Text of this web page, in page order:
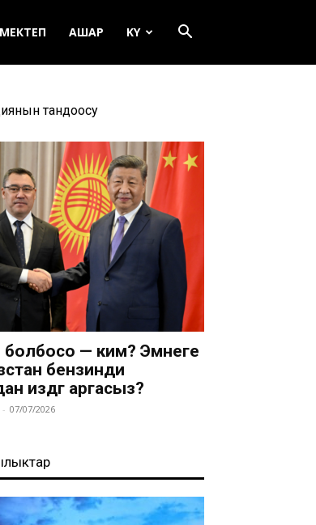
МЕКТЕП АШАР KY
тандоосу
болбосо — ким? Эмнеге
бензинди
издөөгө аргасыз?
- 07/07/2026